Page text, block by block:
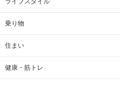
乗り物
住まい
健康・筋トレ